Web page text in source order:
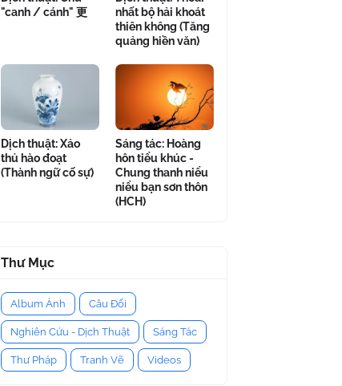
"canh / cánh" 更
nhất bộ hải khoát
thiên không (Tăng
quảng hiền văn)
Dịch thuật: Xảo
thủ hào đoạt
(Thành ngữ cố sự)
Sáng tác: Hoàng
hôn tiểu khúc -
Chung thanh niểu
niểu bạn sơn thôn
(HCH)
Thư Mục
Album Ảnh Câu Đối
Nghiên Cứu - Dịch Thuật Sáng Tác
Thư Pháp Tranh Vẽ Videos